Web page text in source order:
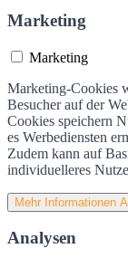
Marketing
Marketing
Marketing-Cookies
Besucher auf der
Cookies speichern
es Werbediensten
Zudem kann auf
individuelleres
Mehr Informationen
Analysen